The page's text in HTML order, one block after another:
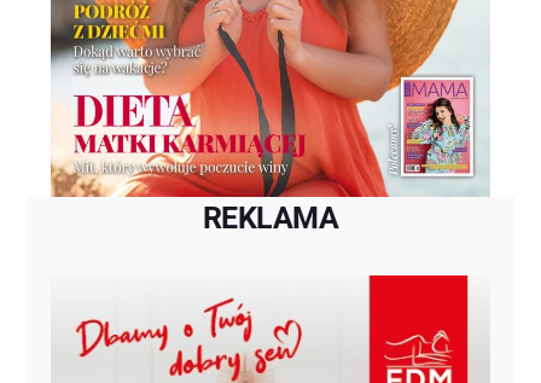
REKLAMA